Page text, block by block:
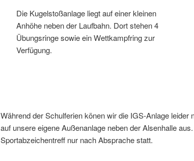
Die Kugelstoßanlage liegt auf einer kleinen
Anhöhe neben der Laufbahn. Dort stehen 4
Übungsringe sowie ein Wettkampfring zur
Verfügung.
Während der Schulferien könen wir die IGS-Anlage leider
auf unsere eigene Außenanlage neben der Alsenhalle
Sportabzeichentreff nur nach Absprache statt.